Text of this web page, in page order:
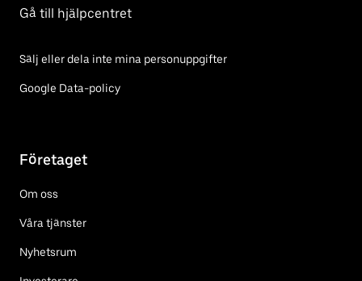
Gå till hjälpcentret
Sälj eller dela inte mina personuppgifter
Google Data-policy
Företaget
Om oss
Våra tjänster
Nyhetsrum